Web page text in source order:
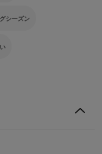
シーズン